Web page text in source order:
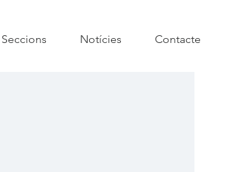
Seccions Notícies Contacte